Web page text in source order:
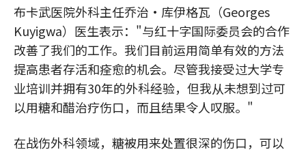
布卡武医院外科主任乔治·库伊格瓦（Georges
Kuyigwa）医生表示："与红十字国际委员会的合作
改善了我们的工作。我们目前运用简单有效的方法
提高患者存活和痊愈的机会。尽管我接受过大学专
业培训并拥有30年的外科经验，但我从未想到过可
以用糖和醋治疗伤口，而且结果令人叹服。"
在战伤外科领域，糖被用来处置很深的伤口，可以